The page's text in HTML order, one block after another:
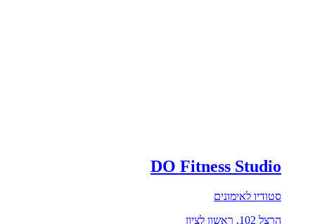
DO Fitness Studio
סטודיו לאימונים
הרצל 102, ראשון לציון